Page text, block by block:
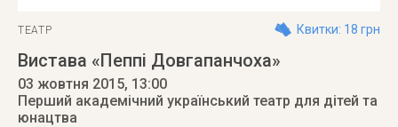
ТЕАТР Квитки: 18 грн
Вистава «Пеппі Довгапанчоха»
03 жовтня 2015, 13:00
Перший академічний український театр для дітей та
юнацтва